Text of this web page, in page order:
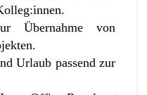
Übernahme von
Urlaub passend zur